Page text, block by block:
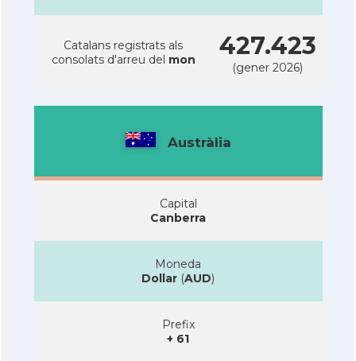
Catalans registrats als
consolats d'arreu del mon 427.423
(gener 2026)
Austràlia
Capital
Canberra
Moneda
Dollar (AUD)
Prefix
+ 61